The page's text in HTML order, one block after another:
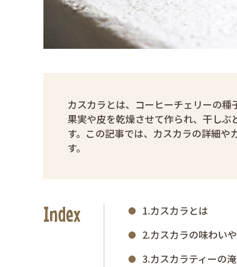
カスカラとは、コーヒーチェリーの
果実や皮を乾燥させて作られ、干し
す。この記事では、カスカラの詳細
す。
Index
1.カスカラとは
2.カスカラの味わい
3.カスカラティーの